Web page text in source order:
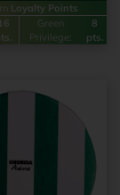
Loyalty Points
16
Green
Privilege:
8
pts.